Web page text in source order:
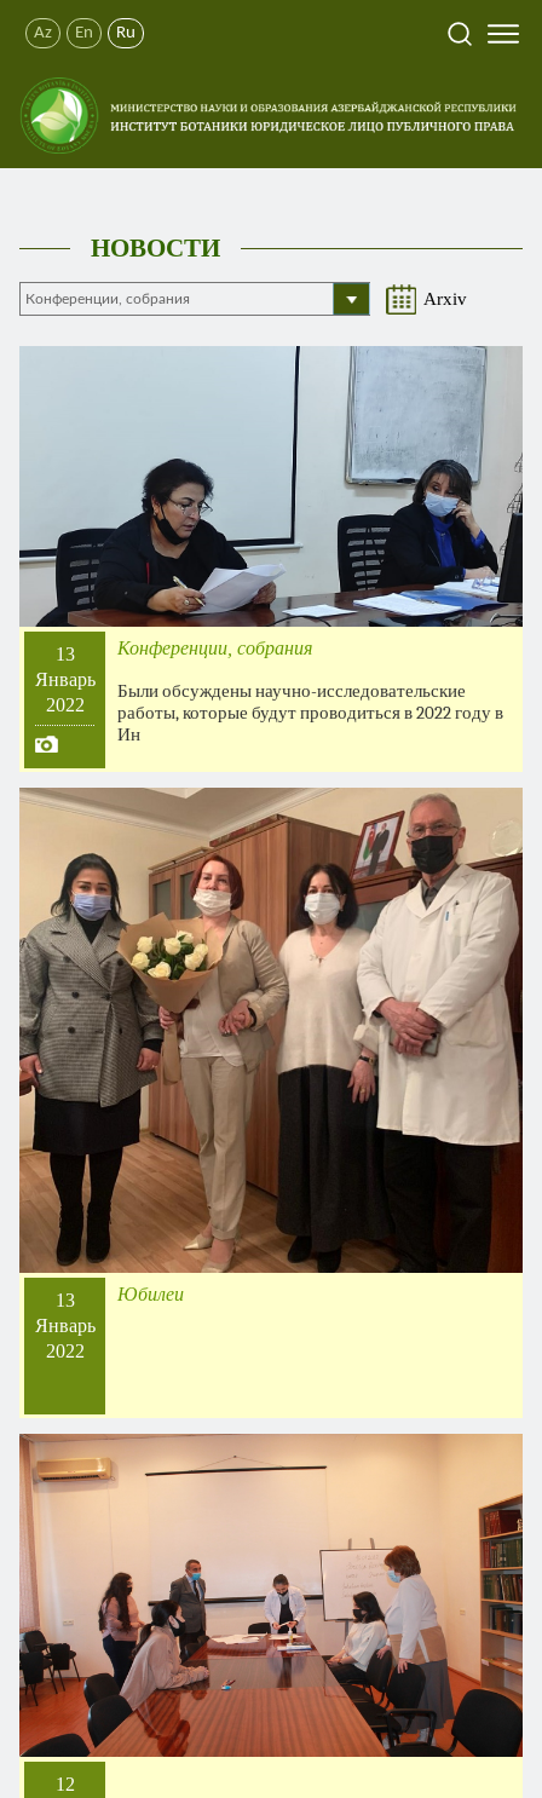
Az En Ru
НОВОСТИ
Arxiv
13
Январь
2022
Конференции, собрания
Были обсуждены научно-исследовательские
работы, которые будут проводиться в 2022 году в
Ин
13
Январь
2022
Юбилеи
12